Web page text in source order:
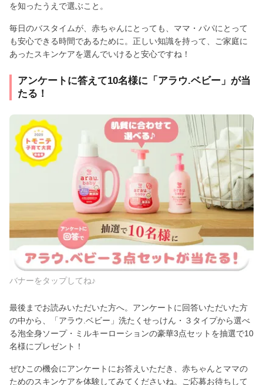
を知ったうえで選ぶこと。
毎日のバスタイムが、赤ちゃんにとっても、ママ・パパにとって
も安心できる時間であるために。正しい知識を持って、ご家庭に
あったスキンケアを選んでいけると安心ですね！
アンケートに答えて10名様に「アラウ.ベビー」が当
たる！
バナーをタップしてね♪
最後までお読みいただいた方へ。アンケートに回答いただいた方
の中から、「アラウ.ベビー」洗たくせっけん・３タイプから選べ
る泡全身ソープ・ミルキーローションの豪華3点セットを抽選で10
名様にプレゼント！
ぜひこの機会にアンケートにお答えいただき、赤ちゃんとママの
ためのスキンケアを体験してみてくださいね。ご応募お待ちして